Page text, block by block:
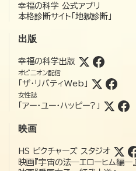
幸福の科学 公式アプリ
本格診断サイト「地獄診断」
出版
幸福の科学出版
オピニオン配信
「ザ・リバティWeb」
女性誌
「アー・ユー・ハッピー?」
映画
HS ピクチャーズ スタジオ
映画『宇宙の法―エローヒム編―』